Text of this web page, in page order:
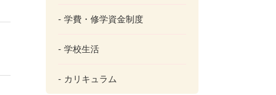
学費・修学資金制度
学校生活
カリキュラム